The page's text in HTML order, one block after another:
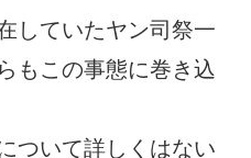
していたヤン司祭一
もこの事態に巻き込
ついて詳しくはない